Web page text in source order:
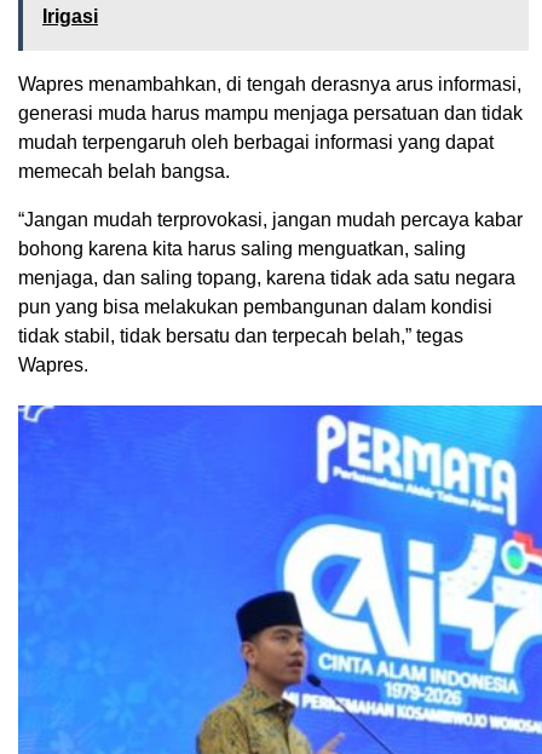
Irigasi
Wapres menambahkan, di tengah derasnya arus informasi,
generasi muda harus mampu menjaga persatuan dan tidak
mudah terpengaruh oleh berbagai informasi yang dapat
memecah belah bangsa.
“Jangan mudah terprovokasi, jangan mudah percaya kabar
bohong karena kita harus saling menguatkan, saling
menjaga, dan saling topang, karena tidak ada satu negara
pun yang bisa melakukan pembangunan dalam kondisi
tidak stabil, tidak bersatu dan terpecah belah,” tegas
Wapres.